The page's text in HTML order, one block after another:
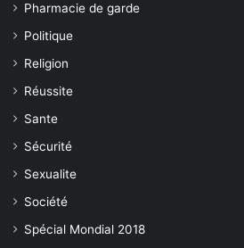
Pharmacie de garde
Politique
Religion
Réussite
Sante
Sécurité
Sexualite
Société
Spécial Mondial 2018